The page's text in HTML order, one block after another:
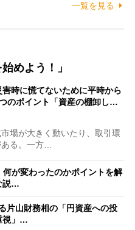
一覧を見る
めよう！」
害時に慌てないために平時から
のポイント「資産の棚卸し…
場が大きく動いたり、取引環
ある。一方…
が変わったのかポイントを解
説…
片山財務相の「円資産への投
視」…